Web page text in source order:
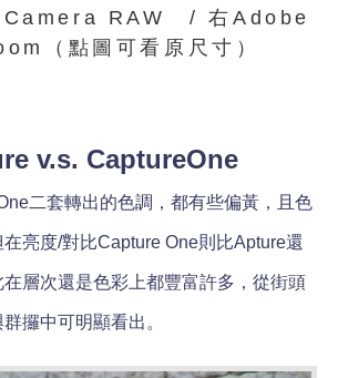
RAW / 右Adobe
（點圖可看原尺寸）
v.s. CaptureOne
二套轉出的色調，都有些偏黃，且色
亮度/對比Capture One則比Apture還
層次還是色彩上都豐富許多，從街頭
攞中可明顯看出。